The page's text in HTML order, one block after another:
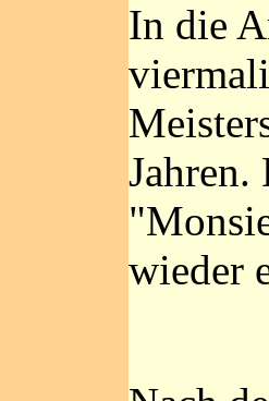
In die
Jahren.
wieder